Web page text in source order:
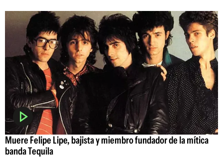
Muere Felipe Lipe, bajista y miembro fundador de la mítica
banda Tequila